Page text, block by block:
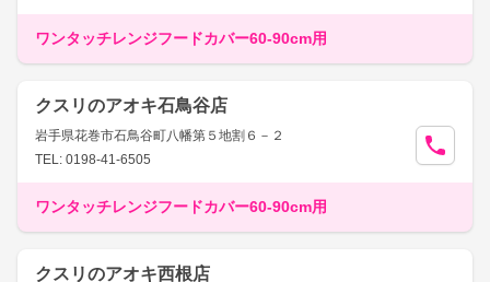
ワンタッチレンジフードカバー60-90cm用
クスリのアオキ石鳥谷店
岩手県花巻市石鳥谷町八幡第５地割６－２
TEL: 0198-41-6505
ワンタッチレンジフードカバー60-90cm用
クスリのアオキ西根店